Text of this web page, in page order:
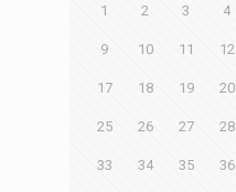
1 2 3 4
9 10 11 12
17 18 19 20
25 26 27 28
33 34 35 36